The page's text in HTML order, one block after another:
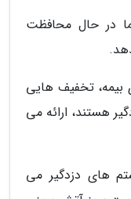
در حال محافظت
تخفیف هایی
هستند، ارائه می
های دزدگیر می